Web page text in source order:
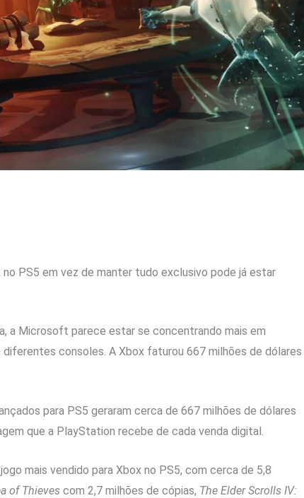
PS5 em vez de manter tudo exclusivo pode já estar
a Microsoft parece estar se concentrando mais em
consoles. A Xbox faturou 667 milhões de dólares
para PS5 geraram cerca de 667 milhões de dólares
que a PlayStation recebe de cada venda digital.
mais vendido para Xbox no PS5, com cerca de 5,8
of ​​Thievescom 2,7 milhões de cópias, The Elder Scrolls IV: